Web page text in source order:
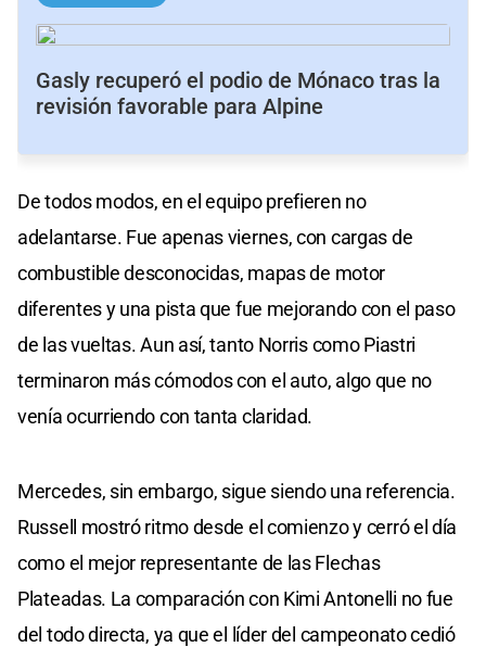
Gasly recuperó el podio de Mónaco tras la
revisión favorable para Alpine
De todos modos, en el equipo prefieren no
adelantarse. Fue apenas viernes, con cargas de
combustible desconocidas, mapas de motor
diferentes y una pista que fue mejorando con el paso
de las vueltas. Aun así, tanto Norris como Piastri
terminaron más cómodos con el auto, algo que no
venía ocurriendo con tanta claridad.
Mercedes, sin embargo, sigue siendo una referencia.
Russell mostró ritmo desde el comienzo y cerró el día
como el mejor representante de las Flechas
Plateadas. La comparación con Kimi Antonelli no fue
del todo directa, ya que el líder del campeonato cedió